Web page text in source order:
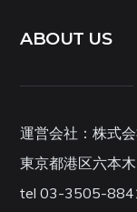
ABOUT US
運営会社：株式
東京都港区六本
tel 03-3505-